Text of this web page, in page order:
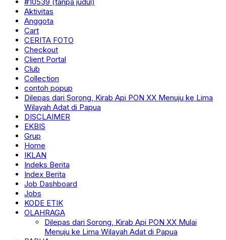
Aktivitas
Anggota
Cart
CERITA FOTO
Checkout
Client Portal
Club
Collection
contoh popup
Dilepas dari Sorong, Kirab Api PON XX Menuju ke Lima
Wilayah Adat di Papua
DISCLAIMER
EKBIS
Grup
Home
IKLAN
Indeks Berita
Index Berita
Job Dashboard
Jobs
KODE ETIK
OLAHRAGA
Dilepas dari Sorong, Kirab Api PON XX Mulai
Menuju ke Lima Wilayah Adat di Papua